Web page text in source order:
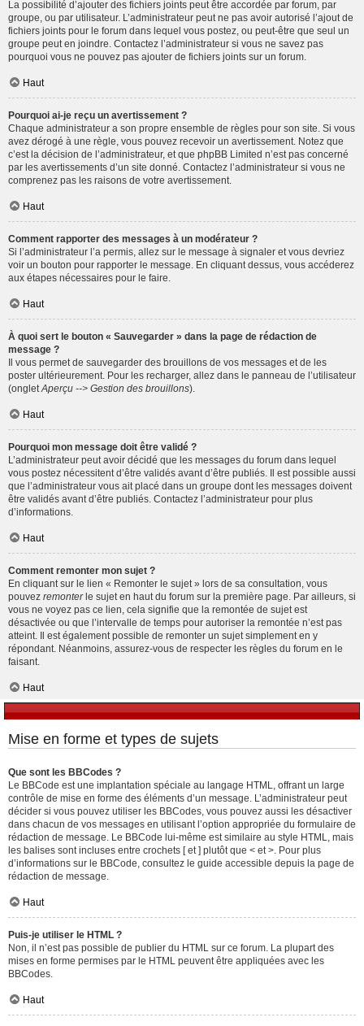
La possibilité d’ajouter des fichiers joints peut être accordée par forum, par
groupe, ou par utilisateur. L’administrateur peut ne pas avoir autorisé l’ajout de
fichiers joints pour le forum dans lequel vous postez, ou peut-être que seul un
groupe peut en joindre. Contactez l’administrateur si vous ne savez pas
pourquoi vous ne pouvez pas ajouter de fichiers joints sur un forum.
Haut
Pourquoi ai-je reçu un avertissement ?
Chaque administrateur a son propre ensemble de règles pour son site. Si vous
avez dérogé à une règle, vous pouvez recevoir un avertissement. Notez que
c’est la décision de l’administrateur, et que phpBB Limited n’est pas concerné
par les avertissements d’un site donné. Contactez l’administrateur si vous ne
comprenez pas les raisons de votre avertissement.
Haut
Comment rapporter des messages à un modérateur ?
Si l’administrateur l’a permis, allez sur le message à signaler et vous devriez
voir un bouton pour rapporter le message. En cliquant dessus, vous accéderez
aux étapes nécessaires pour le faire.
Haut
À quoi sert le bouton « Sauvegarder » dans la page de rédaction de
message ?
Il vous permet de sauvegarder des brouillons de vos messages et de les
poster ultérieurement. Pour les recharger, allez dans le panneau de l’utilisateur
(onglet Aperçu --> Gestion des brouillons).
Haut
Pourquoi mon message doit être validé ?
L’administrateur peut avoir décidé que les messages du forum dans lequel
vous postez nécessitent d’être validés avant d’être publiés. Il est possible aussi
que l’administrateur vous ait placé dans un groupe dont les messages doivent
être validés avant d’être publiés. Contactez l’administrateur pour plus
d’informations.
Haut
Comment remonter mon sujet ?
En cliquant sur le lien « Remonter le sujet » lors de sa consultation, vous
pouvez remonterle sujet en haut du forum sur la première page. Par ailleurs, si
vous ne voyez pas ce lien, cela signifie que la remontée de sujet est
désactivée ou que l’intervalle de temps pour autoriser la remontée n’est pas
atteint. Il est également possible de remonter un sujet simplement en y
répondant. Néanmoins, assurez-vous de respecter les règles du forum en le
faisant.
Haut
Mise en forme et types de sujets
Que sont les BBCodes ?
Le BBCode est une implantation spéciale au langage HTML, offrant un large
contrôle de mise en forme des éléments d’un message. L’administrateur peut
décider si vous pouvez utiliser les BBCodes, vous pouvez aussi les désactiver
dans chacun de vos messages en utilisant l’option appropriée du formulaire de
rédaction de message. Le BBCode lui-même est similaire au style HTML, mais
les balises sont incluses entre crochets [ et ] plutôt que < et >. Pour plus
d’informations sur le BBCode, consultez le guide accessible depuis la page de
rédaction de message.
Haut
Puis-je utiliser le HTML ?
Non, il n’est pas possible de publier du HTML sur ce forum. La plupart des
mises en forme permises par le HTML peuvent être appliquées avec les
BBCodes.
Haut